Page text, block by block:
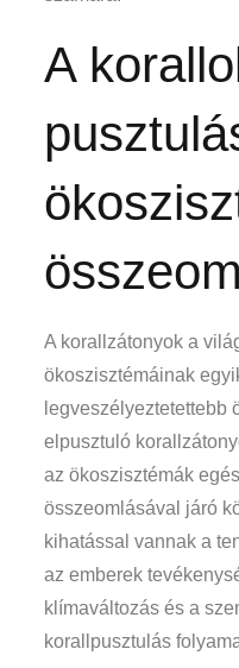
A
A korallzátonyok a
ökoszisztémáinak
legveszélyeztetettebb
elpusztuló
az ökoszisztémák
összeomlásával járó
kihatással vannak a
az emberek
klímaváltozás és a
korallpusztulás